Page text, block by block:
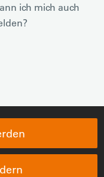
ich mich auch